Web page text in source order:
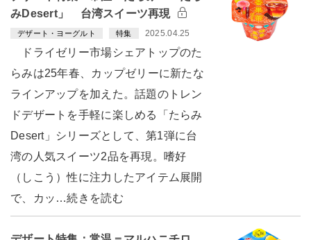
みDesert」 台湾スイーツ再現
デザート・ヨーグルト 特集 2025.04.25
ドライゼリー市場シェアトップのた
らみは25年春、カップゼリーに新たな
ラインアップを加えた。話題のトレン
ドデザートを手軽に楽しめる「たらみ
Desert」シリーズとして、第1弾に台
湾の人気スイーツ2品を再現。嗜好
（しこう）性に注力したアイテム展開
で、カッ…続きを読む